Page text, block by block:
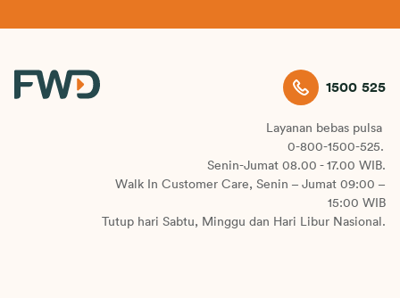
1500 525
Layanan bebas pulsa
0-800-1500-525.
Senin-Jumat 08.00 - 17.00 WIB.
Walk In Customer Care, Senin – Jumat 09:00 –
15:00 WIB
Tutup hari Sabtu, Minggu dan Hari Libur Nasional.